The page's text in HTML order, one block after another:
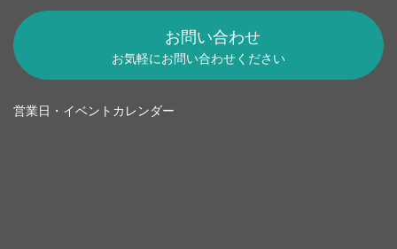
お問い合わせ
お気軽にお問い合わせください
営業日・イベントカレンダー